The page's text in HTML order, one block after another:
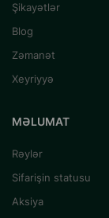
Şikayətlər
Blog
Zəmanət
Xeyriyyə
MƏLUMAT
Rəylər
Sifarişin statusu
Aksiya